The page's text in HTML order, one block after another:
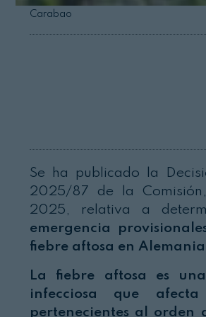
Carabao
Se ha publicado la
2025/87 de la
2025, relativa a
emergencia
fiebre aftosa en Alemania
La fiebre aftosa es
infecciosa que
pertenecientes al orden